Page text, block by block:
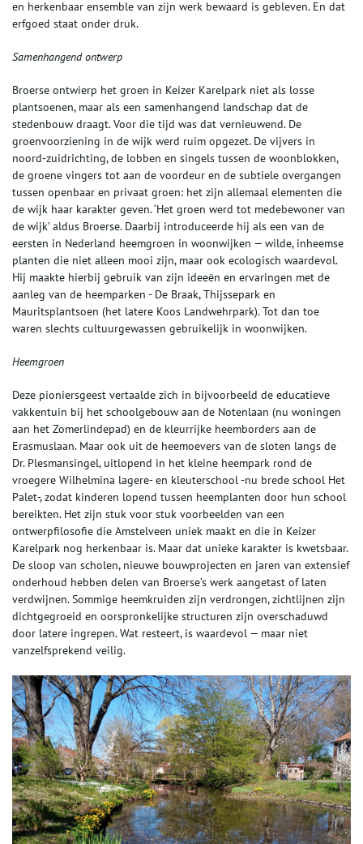
en herkenbaar ensemble van zijn werk bewaard is gebleven. En dat
erfgoed staat onder druk.
Samenhangend ontwerp
Broerse ontwierp het groen in Keizer Karelpark niet als losse
plantsoenen, maar als een samenhangend landschap dat de
stedenbouw draagt. Voor die tijd was dat vernieuwend. De
groenvoorziening in de wijk werd ruim opgezet. De vijvers in
noord‑zuidrichting, de lobben en singels tussen de woonblokken,
de groene vingers tot aan de voordeur en de subtiele overgangen
tussen openbaar en privaat groen: het zijn allemaal elementen die
de wijk haar karakter geven. ‘Het groen werd tot medebewoner van
de wijk’ aldus Broerse. Daarbij introduceerde hij als een van de
eersten in Nederland heemgroen in woonwijken — wilde, inheemse
planten die niet alleen mooi zijn, maar ook ecologisch waardevol.
Hij maakte hierbij gebruik van zijn ideeën en ervaringen met de
aanleg van de heemparken - De Braak, Thijssepark en
Mauritsplantsoen (het latere Koos Landwehrpark). Tot dan toe
waren slechts cultuurgewassen gebruikelijk in woonwijken.
Heemgroen
Deze pioniersgeest vertaalde zich in bijvoorbeeld de educatieve
vakkentuin bij het schoolgebouw aan de Notenlaan (nu woningen
aan het Zomerlindepad) en de kleurrijke heemborders aan de
Erasmuslaan. Maar ook uit de heemoevers van de sloten langs de
Dr. Plesmansingel, uitlopend in het kleine heempark rond de
vroegere Wilhelmina lagere- en kleuterschool -nu brede school Het
Palet-, zodat kinderen lopend tussen heemplanten door hun school
bereikten. Het zijn stuk voor stuk voorbeelden van een
ontwerpfilosofie die Amstelveen uniek maakt en die in Keizer
Karelpark nog herkenbaar is. Maar dat unieke karakter is kwetsbaar.
De sloop van scholen, nieuwe bouwprojecten en jaren van extensief
onderhoud hebben delen van Broerse’s werk aangetast of laten
verdwijnen. Sommige heemkruiden zijn verdrongen, zichtlijnen zijn
dichtgegroeid en oorspronkelijke structuren zijn overschaduwd
door latere ingrepen. Wat resteert, is waardevol — maar niet
vanzelfsprekend veilig.